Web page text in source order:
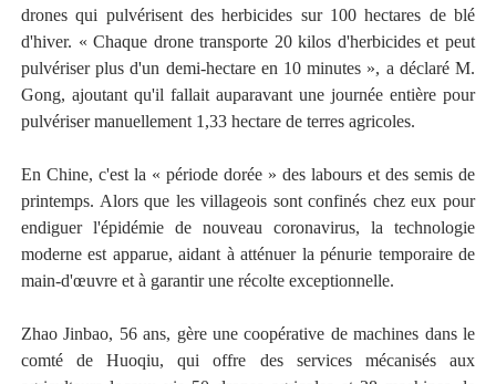
drones qui pulvérisent des herbicides sur 100 hectares de blé
d'hiver. « Chaque drone transporte 20 kilos d'herbicides et peut
pulvériser plus d'un demi-hectare en 10 minutes », a déclaré M.
Gong, ajoutant qu'il fallait auparavant une journée entière pour
pulvériser manuellement 1,33 hectare de terres agricoles.
En Chine, c'est la « période dorée » des labours et des semis de
printemps. Alors que les villageois sont confinés chez eux pour
endiguer l'épidémie de nouveau coronavirus, la technologie
moderne est apparue, aidant à atténuer la pénurie temporaire de
main-d'œuvre et à garantir une récolte exceptionnelle.
Zhao Jinbao, 56 ans, gère une coopérative de machines dans le
comté de Huoqiu, qui offre des services mécanisés aux